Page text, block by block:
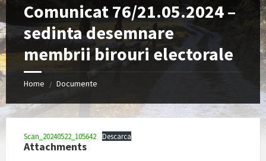
Comunicat 76/21.05.2024 –
sedinta desemnare
membrii birouri electorale
Home / Documente
Scan_20240522_105642 Descarca
Attachments